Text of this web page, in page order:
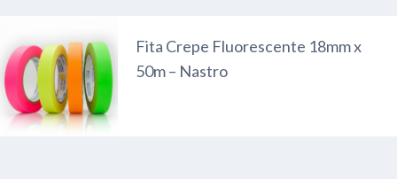
Fita Crepe Fluorescente 18mm x
50m – Nastro